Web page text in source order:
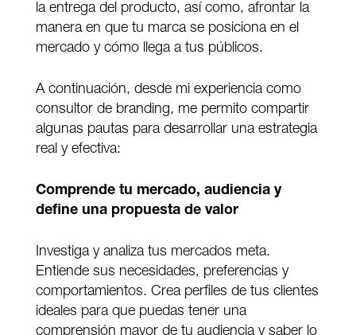
la entrega del producto, así como, afrontar la
manera en que tu marca se posiciona en el
mercado y cómo llega a tus públicos.
A continuación, desde mi experiencia como
consultor de branding, me permito compartir
algunas pautas para desarrollar una estrategia
real y efectiva:
Comprende tu mercado, audiencia y
define una propuesta de valor
Investiga y analiza tus mercados meta.
Entiende sus necesidades, preferencias y
comportamientos. Crea perfiles de tus clientes
ideales para que puedas tener una
comprensión mayor de tu audiencia y saber lo